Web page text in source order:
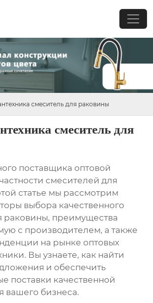
смеситель для раковины
смеситель для
поставщика оптовой
смесителей для
статье мы рассмотрим
выбора качественного
раковины, преимущества
с производителем, а также
на рынке оптовых
Вы узнаете, как найти
и обеспечить
поставки качественной
вашего бизнеса.